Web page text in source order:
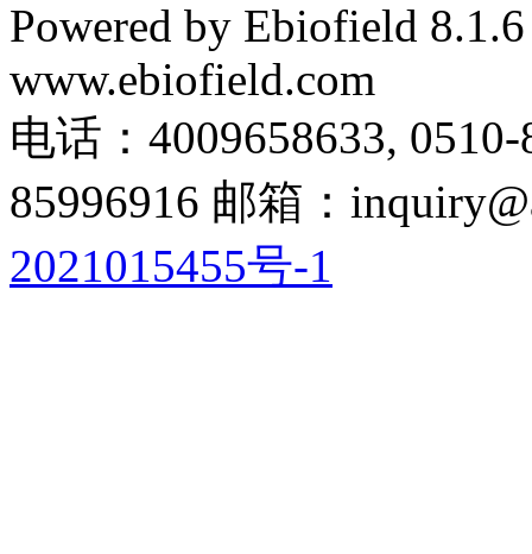
Powered by Ebiofield
www.ebiofield.com
电话：4009658633,
85996916 邮箱：
2021015455号-1